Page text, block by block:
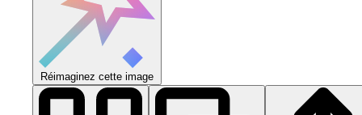
Réimaginez cette image